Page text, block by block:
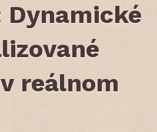
Dynamické
reálnom